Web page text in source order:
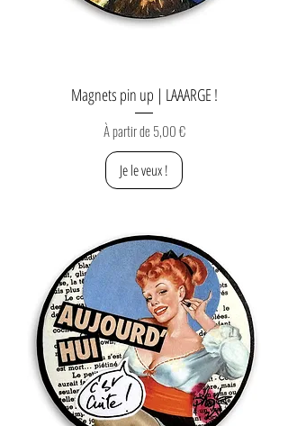
Magnets pin up | LAAARGE !
À partir de 5,00 €
Prix promotionnel
Je le veux !